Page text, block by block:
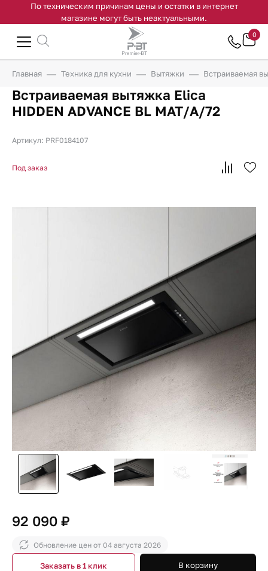
По техническим причинам цены и остатки в интернет
магазине могут быть неактуальными.
0
Главная Техника для кухни Вытяжки Встраиваемая
Встраиваемая вытяжка Elica
HIDDEN ADVANCE BL MAT/A/72
Артикул: PRF0184107
Под заказ
92 090 ₽
Обновление цен от 04 августа 2026
В корзину
Заказать в 1 клик